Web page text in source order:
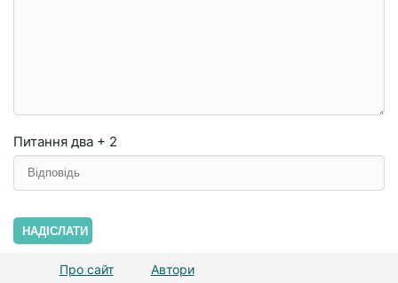
Питання два + 2
НАДІСЛАТИ
Про сайт Автори